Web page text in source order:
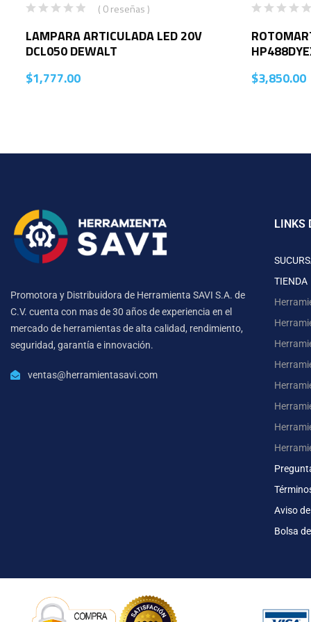
( 0 reseñas )
LAMPARA ARTICULADA LED 20V
DCL050 DEWALT
$1,777.00
$3,850.00
Promotora y Distribuidora de Herramienta SAVI S.A. de
C.V. cuenta con mas de 30 años de experiencia en el
mercado de herramientas de alta calidad, rendimiento,
seguridad, garantía e innovación.
ventas@herramientasavi.com
LINKS
TIENDA
Aviso
Bolsa